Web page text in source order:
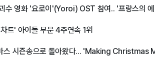
수 영화 '요로이'(Yoroi) OST 참여.. '프랑스의
트' 아이돌 부문 4주연속 1위
스 시즌송으로 돌아왔다... 'Making Christmas